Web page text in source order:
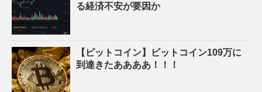
る経済不安が要因か
【ビットコイン】ビットコイン109万に
到達きたああああ！！！